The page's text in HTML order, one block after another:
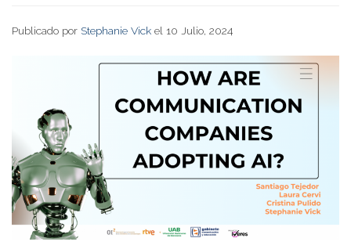
Publicado por Stephanie Vick el 10 Julio, 2024